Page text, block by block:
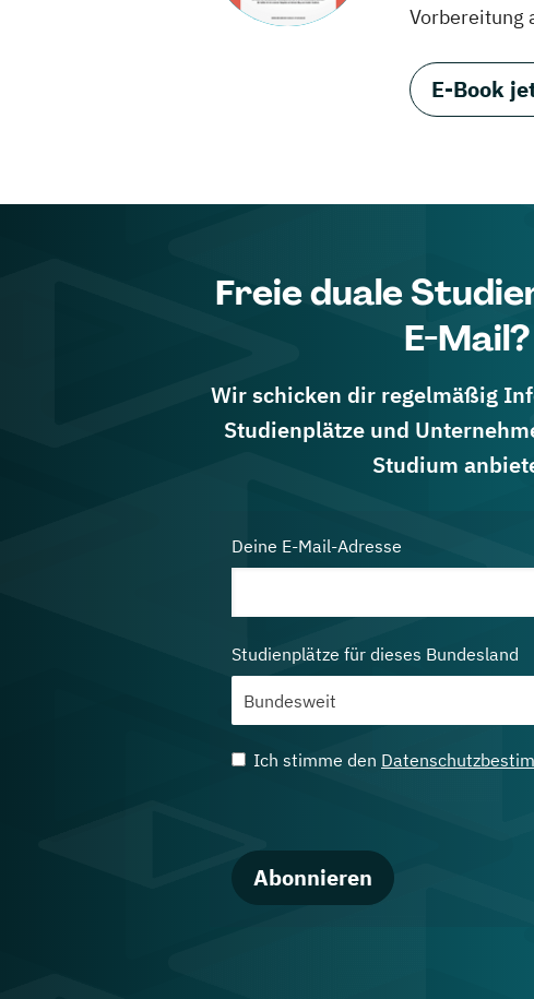
Vorbereitung
E-Book
Freie duale
E-Mail?
Wir schicken dir regelmäßig
Studienplätze und
Studium
Deine E-Mail-Adresse
Studienplätze für dieses Bundesland
Ich stimme den
Abonnieren